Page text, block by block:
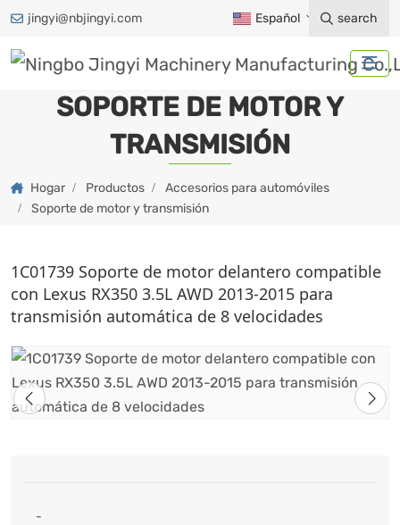
jingyi@nbjingyi.com Español search
SOPORTE DE MOTOR Y
TRANSMISIÓN
Hogar Productos
Accesorios para automóviles
Soporte de motor y transmisión
1C01739 Soporte de motor delantero compatible
con Lexus RX350 3.5L AWD 2013-2015 para
transmisión automática de 8 velocidades
-